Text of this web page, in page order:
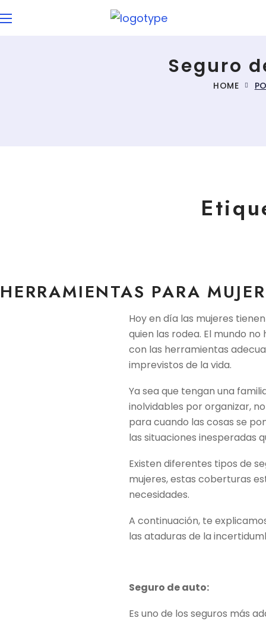
Seguro
HOME
HERRAMIENTAS PARA
Hoy en día las mujeres
quien las rodea. El mundo
con las herramientas
imprevistos de la vida.
Ya sea que tengan una
inolvidables por organizar,
para cuando las cosas se
las situaciones inesperadas
Existen diferentes tipos de
mujeres, estas coberturas
necesidades.
A continuación, te
las ataduras de la
Seguro de auto:
Es uno de los seguros más